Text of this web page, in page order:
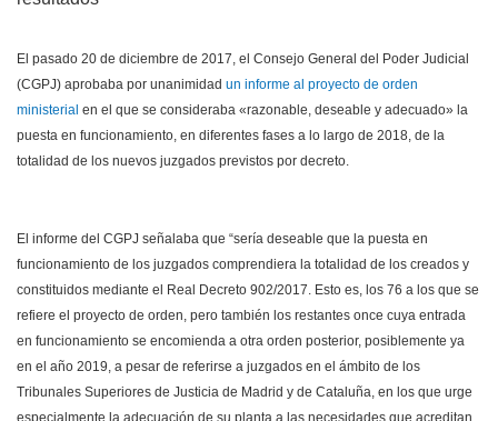
El pasado 20 de diciembre de 2017, el Consejo General del Poder Judicial
(CGPJ) aprobaba por unanimidad un informe al proyecto de orden
ministerial en el que se consideraba «razonable, deseable y adecuado» la
puesta en funcionamiento, en diferentes fases a lo largo de 2018, de la
totalidad de los nuevos juzgados previstos por decreto.
El informe del CGPJ señalaba que “sería deseable que la puesta en
funcionamiento de los juzgados comprendiera la totalidad de los creados y
constituidos mediante el Real Decreto 902/2017. Esto es, los 76 a los que se
refiere el proyecto de orden, pero también los restantes once cuya entrada
en funcionamiento se encomienda a otra orden posterior, posiblemente ya
en el año 2019, a pesar de referirse a juzgados en el ámbito de los
Tribunales Superiores de Justicia de Madrid y de Cataluña, en los que urge
especialmente la adecuación de su planta a las necesidades que acreditan,